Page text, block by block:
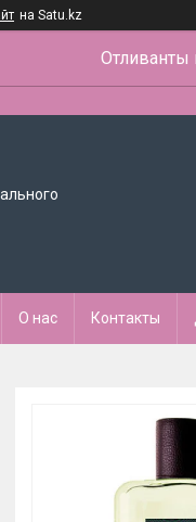
на Satu.kz
Отливанты
О нас Контакты